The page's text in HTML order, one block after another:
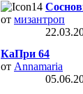
от мизантроп
КаПри 64
от Annamaria